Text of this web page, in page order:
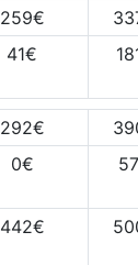
259€
41€
292€
0€ 57
442€